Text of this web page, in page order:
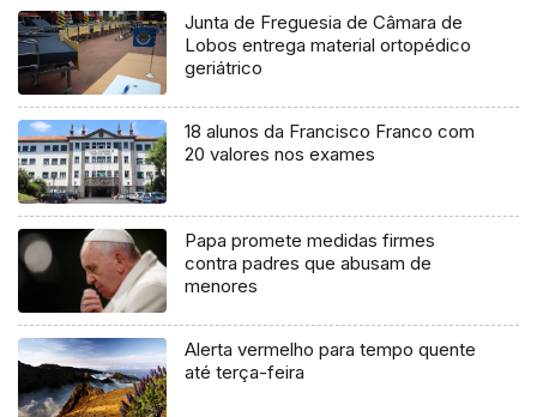
Junta de Freguesia de Câmara de
Lobos entrega material ortopédico
geriátrico
18 alunos da Francisco Franco com
20 valores nos exames
Papa promete medidas firmes
contra padres que abusam de
menores
Alerta vermelho para tempo quente
até terça-feira